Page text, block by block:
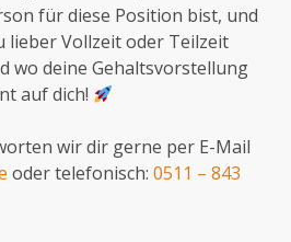
für diese Position bist, und
lieber Vollzeit oder Teilzeit
wo deine Gehaltsvorstellung
auf dich!
wir dir gerne per E-Mail
oder telefonisch: 0511 – 843